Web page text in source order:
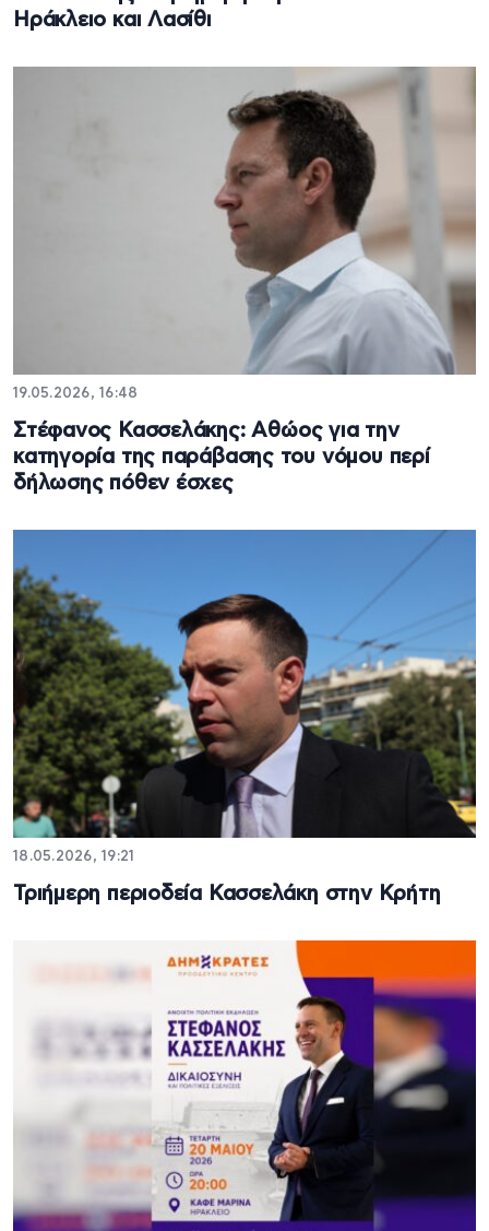
Ηράκλειο και Λασίθι
19.05.2026, 16:48
Στέφανος Κασσελάκης: Aθώος για την
κατηγορία της παράβασης του νόμου περί
δήλωσης πόθεν έσχες
18.05.2026, 19:21
Τριήμερη περιοδεία Κασσελάκη στην Κρήτη